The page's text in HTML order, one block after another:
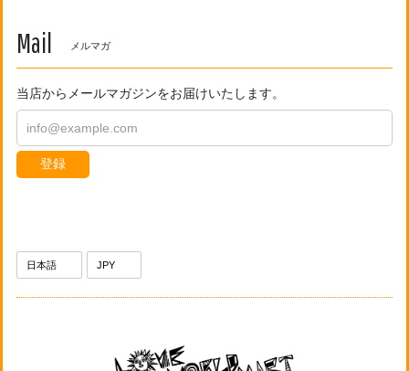
Mail メルマガ
当店からメールマガジンをお届けいたします。
登録